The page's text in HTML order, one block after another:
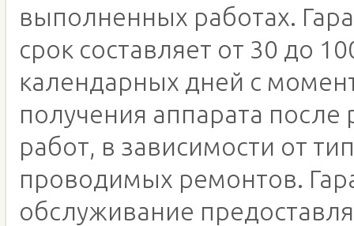
выполненных работах.
срок составляет от 30 до
календарных дней с
получения аппарата
работ, в зависимости от
проводимых ремонтов.
обслуживание